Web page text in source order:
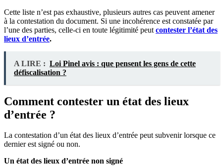
Cette liste n’est pas exhaustive, plusieurs autres cas peuvent amener
à la contestation du document. Si une incohérence est constatée par
l’une des parties, celle-ci en toute légitimité peut contester l’état des
lieux d’entrée.
A LIRE : Loi Pinel avis : que pensent les gens de cette
défiscalisation ?
Comment contester un état des lieux
d’entrée ?
La contestation d’un état des lieux d’entrée peut subvenir lorsque ce
dernier est signé ou non.
Un état des lieux d’entrée non signé